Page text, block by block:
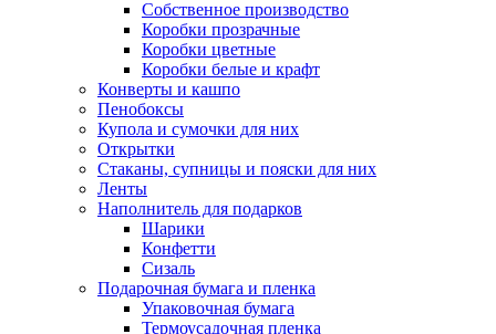
Собственное производство
Коробки прозрачные
Коробки цветные
Коробки белые и крафт
Конверты и кашпо
Пенобоксы
Купола и сумочки для них
Открытки
Стаканы, супницы и пояски для них
Ленты
Наполнитель для подарков
Шарики
Конфетти
Сизаль
Подарочная бумага и пленка
Упаковочная бумага
Термоусадочная пленка